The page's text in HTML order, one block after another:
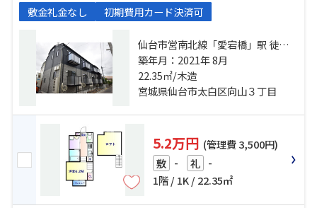
敷金礼金なし 初期費用カード決済可
仙台市営南北線「愛宕橋」駅 徒歩
16分 仙台市営南北線「五橋」駅 徒
歩23分 八木山入口長徳寺前バス停
下車 徒歩2分
築年月：2021年 8月
22.35㎡/木造
宮城県仙台市太白区向山３丁目
5.2万円 (管理費 3,500円)
敷 - 礼 -
1階 / 1K / 22.35㎡